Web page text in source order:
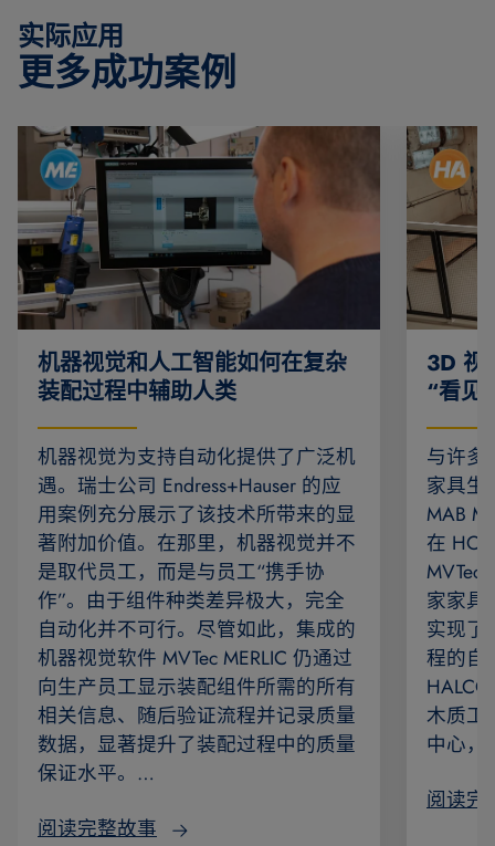
实际应用
更多成功案例
机器视觉和人工智能如何在复杂
装配过程中辅助人类
机器视觉为支持自动化提供了广泛机
遇。瑞士公司 Endress+Hauser 的应
用案例充分展示了该技术所带来的显
著附加价值。在那里，机器视觉并不
是取代员工，而是与员工“携手协
作”。由于组件种类差异极大，完全
自动化并不可行。尽管如此，集成的
机器视觉软件 MVTec MERLIC 仍通过
向生产员工显示装配组件所需的所有
相关信息、随后验证流程并记录质量
数据，显著提升了装配过程中的质量
保证水平。…
阅读完整故事
3D 视
“看见
与许多
家具生
MAB
在
MVTec
家家具
实现了
程的自
木质工
中心，
阅读完